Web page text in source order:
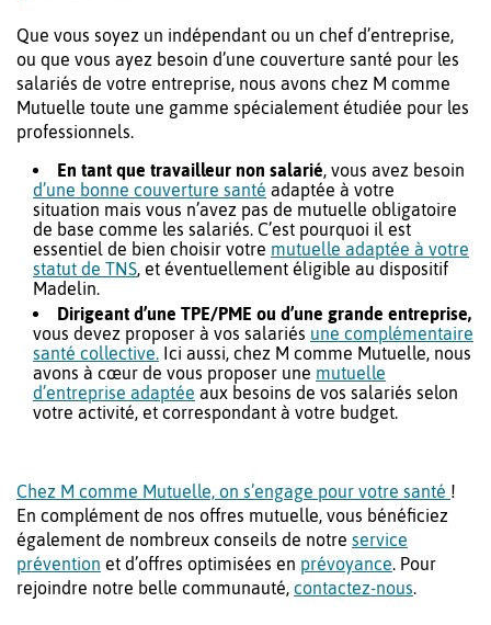
Que vous soyez un indépendant ou un chef d’entreprise,
ou que vous ayez besoin d’une couverture santé pour les
salariés de votre entreprise, nous avons chez M comme
Mutuelle toute une gamme spécialement étudiée pour les
professionnels.
En tant que travailleur non salarié, vous avez besoin
d’une bonne couverture santé adaptée à votre
situation mais vous n’avez pas de mutuelle obligatoire
de base comme les salariés. C’est pourquoi il est
essentiel de bien choisir votre mutuelle adaptée à votre
statut de TNS, et éventuellement éligible au dispositif
Madelin.
Dirigeant d’une TPE/PME ou d’une grande entreprise,
vous devez proposer à vos salariés une complémentaire
santé collective. Ici aussi, chez M comme Mutuelle, nous
avons à cœur de vous proposer une mutuelle
d’entreprise adaptée aux besoins de vos salariés selon
votre activité, et correspondant à votre budget.
Chez M comme Mutuelle, on s’engage pour votre santé !
En complément de nos offres mutuelle, vous bénéficiez
également de nombreux conseils de notre service
prévention et d’offres optimisées en prévoyance. Pour
rejoindre notre belle communauté, contactez-nous.